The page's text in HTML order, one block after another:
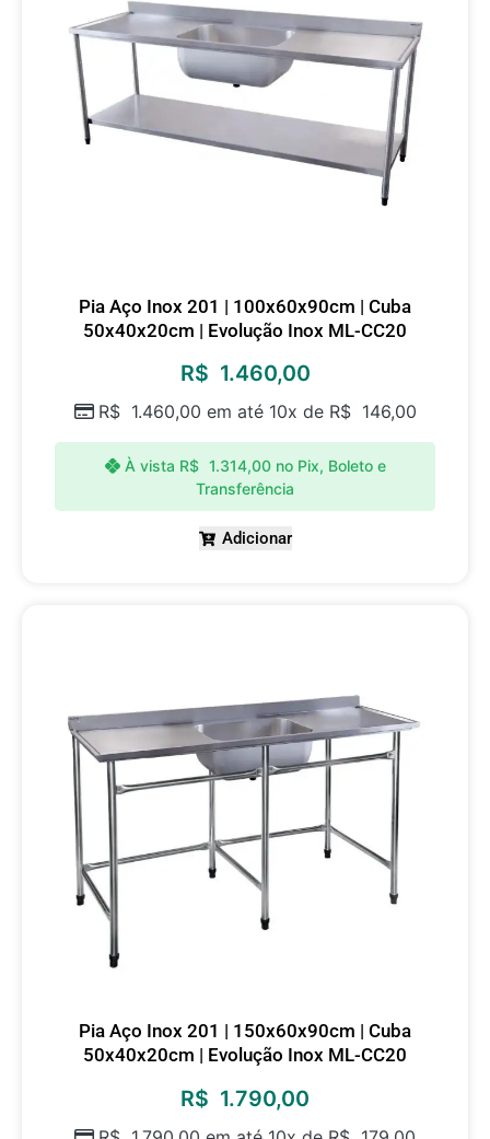
Pia Aço Inox 201 | 100x60x90cm | Cuba
50x40x20cm | Evolução Inox ML-CC20
R$ 1.460,00
R$ 1.460,00 em até 10x de R$ 146,00
À vista R$ 1.314,00 no Pix, Boleto e
Transferência
Adicionar
Pia Aço Inox 201 | 150x60x90cm | Cuba
50x40x20cm | Evolução Inox ML-CC20
R$ 1.790,00